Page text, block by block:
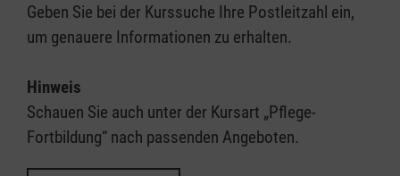
Geben Sie bei der Kurssuche Ihre Postleitzahl ein,
um genauere Informationen zu erhalten.
Hinweis
Schauen Sie auch unter der Kursart „Pflege-
Fortbildung“ nach passenden Angeboten.